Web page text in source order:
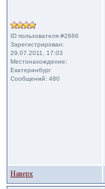
ID пользователя #2666
Зарегистрирован:
29.07.2011, 17:03
Местонахождение:
Екатеринбург
Сообщений: 480
Наверх